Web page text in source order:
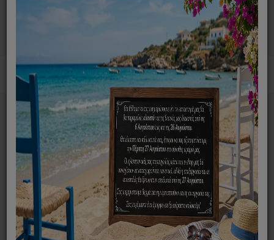
Ανταλλακτικά ηλεκτρικών συσκευών MENU
Home Σκούπα
Φίλτρα Σκούπας
Φίλτρο HEPA Rowenta Για Compact Power